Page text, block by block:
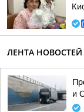
ЛЕНТА НОВОСТЕЙ
и